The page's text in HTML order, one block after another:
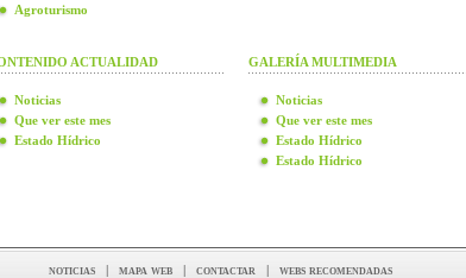
Agroturismo
ACTUALIDAD
Noticias
Que ver este mes
Estado Hídrico
GALERÍA MULTIMEDIA
Noticias
Que ver este mes
Estado Hídrico
Estado Hídrico
noticias | mapa web | contactar | webs recomendadas